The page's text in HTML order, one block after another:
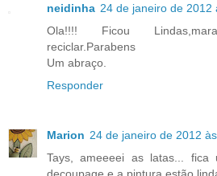
neidinha 24 de janeiro de 2012
Ola!!!! Ficou
reciclar.Parabens
Um abraço.
Responder
Marion 24 de janeiro de 2012
Tays, ameeeei as latas... fica
decoupage e a pintura estão